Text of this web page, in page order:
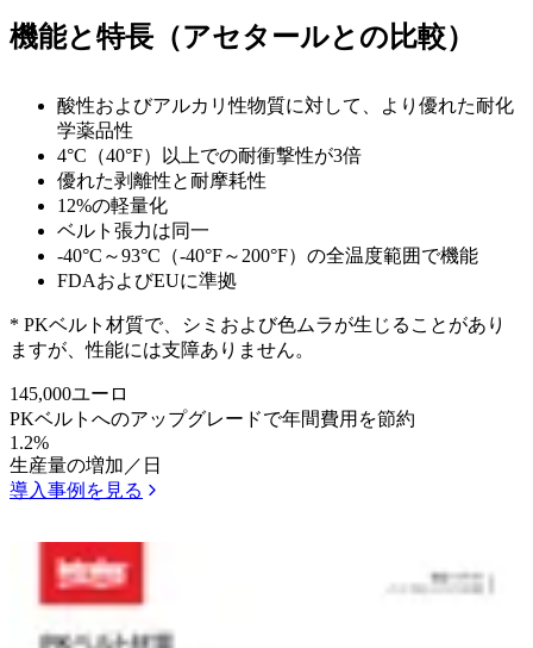
機能と特長（アセタールとの比較）
酸性およびアルカリ性物質に対して、より優れた耐化
学薬品性
4°C（40°F）以上での耐衝撃性が3倍
優れた剥離性と耐摩耗性
12%の軽量化
ベルト張力は同一
-40°C～93°C（-40°F～200°F）の全温度範囲で機能
FDAおよびEUに準拠
* PKベルト材質で、シミおよび色ムラが生じることがあり
ますが、性能には支障ありません。
145,000ユーロ
PKベルトへのアップグレードで年間費用を節約
1.2%
生産量の増加／日
導入事例を見る